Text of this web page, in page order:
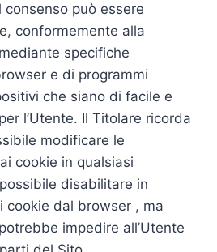
può essere
conformemente alla
specifiche
e di programmi
che siano di facile e
l’Utente. Il Titolare ricorda
modificare le
cookie in qualsiasi
disabilitare in
cookie dal browser , ma
impedire all’Utente